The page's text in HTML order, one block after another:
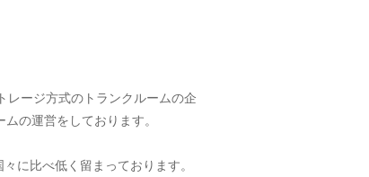
レージ方式のトランクルームの企
の運営をしております。
に比べ低く留まっております。